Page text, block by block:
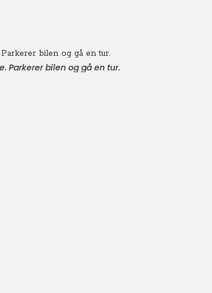
Parkerer bilen og gå en tur.